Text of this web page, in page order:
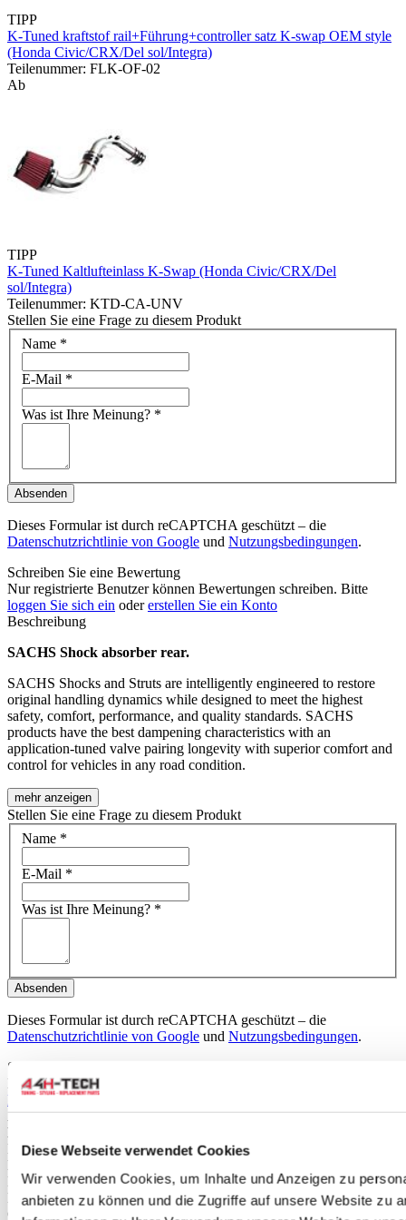
Diese Webseite verwendet Cookies
Wir verwenden Cookies, um Inhalte und Anzeigen zu
anbieten zu können und die Zugriffe auf unsere Website zu
TIPP
K-Tuned kraftstof rail+Führung+controller satz K-swap OEM style
(Honda Civic/CRX/Del sol/Integra)
Teilenummer: FLK-OF-02
Ab
TIPP
K-Tuned Kaltlufteinlass K-Swap (Honda Civic/CRX/Del
sol/Integra)
Teilenummer: KTD-CA-UNV
Stellen Sie eine Frage zu diesem Produkt
Name *
E-Mail *
Was ist Ihre Meinung? *
Absenden
Dieses Formular ist durch reCAPTCHA geschützt – die
Datenschutzrichtlinie von Google und Nutzungsbedingungen.
Schreiben Sie eine Bewertung
Nur registrierte Benutzer können Bewertungen schreiben. Bitte
loggen Sie sich ein odererstellen Sie ein Konto
Beschreibung
SACHS Shock absorber rear.
SACHS Shocks and Struts are intelligently engineered to restore
original handling dynamics while designed to meet the highest
safety, comfort, performance, and quality standards. SACHS
products have the best dampening characteristics with an
application-tuned valve pairing longevity with superior comfort and
control for vehicles in any road condition.
mehr anzeigen
Stellen Sie eine Frage zu diesem Produkt
Name *
E-Mail *
Was ist Ihre Meinung? *
Absenden
Dieses Formular ist durch reCAPTCHA geschützt – die
Datenschutzrichtlinie von Google und Nutzungsbedingungen.
Schreiben Sie eine Bewertung
Nur registrierte Benutzer können Bewertungen schreiben. Bitte
loggen Sie sich ein
Anwendbar auf:
Honda
Del Sol 1992-1995 1.6 ESI (EH6)
Del Sol 1992-1995 1.6 VTI (EG2)
Del Sol 1996-1998 1.6 ESI (EH6)
Del Sol 1996-1998 1.6 VTI (EG2)
Civic 2 deurs/coupe 1992-1995 1.5i DXI (EJ2)